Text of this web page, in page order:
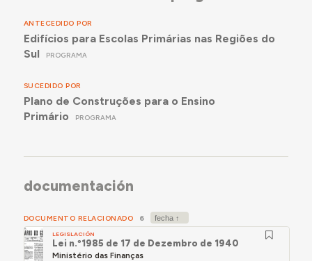
ANTECEDIDO POR
Edifícios para Escolas Primárias nas Regiões do
Sul
PROGRAMA
SUCEDIDO POR
Plano de Construções para o Ensino
Primário
PROGRAMA
documentación
DOCUMENTO RELACIONADO 6
LEGISLACIÓN
Lei n.º1985 de 17 de Dezembro de 1940
Ministério das Finanças